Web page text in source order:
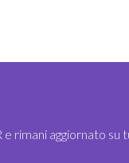
rimani aggiornato su